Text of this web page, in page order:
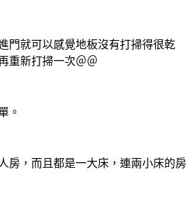
門就可以感覺地板沒有打掃得很乾
重新打掃一次＠＠
。
房，而且都是一大床，連兩小床的房